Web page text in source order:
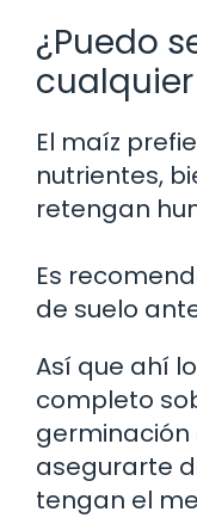
¿Puedo
El maíz
nutrientes,
retengan
Es
de suelo
Así que ahí
completo
germinación
asegurarte
tengan el